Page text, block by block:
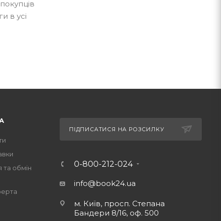
в усі
обмін
ПІДПИСАТИСЯ НА РОЗСИЛКУ
0-800-212-024
info@book24.ua
м. Київ, просп. Степана
Бандери 8/16, оф. 500